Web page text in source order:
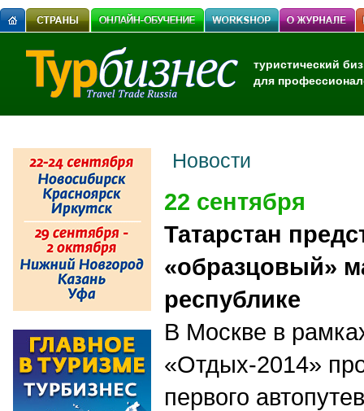
туристический
для
Новости
22 сентября
Татарстан
«образцовый»
республике
В Москве в
«Отдых-2014»
первого